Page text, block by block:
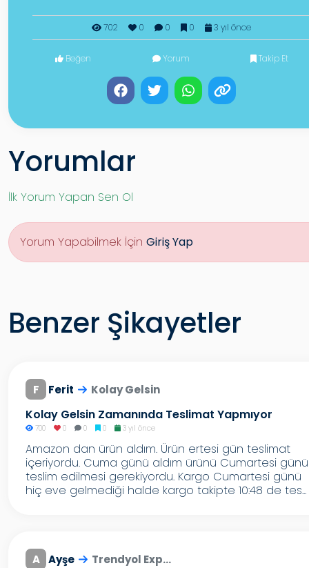
702 0 0 0 3 yıl önce
Beğen Yorum Takip Et
Yorumlar
İlk Yorum Yapan Sen Ol
Yorum Yapabilmek İçin Giriş Yap
Benzer Şikayetler
F Ferit Kolay Gelsin
Kolay Gelsin Zamanında Teslimat Yapmıyor
700 0 0 0 3 yıl önce
Amazon dan ürün aldım. Ürün ertesi gün teslimat
içeriyordu. Cuma günü aldım ürünü Cumartesi günü
teslim edilmesi gerekiyordu. Kargo Cumartesi günü
hiç eve gelmediği halde kargo takipte 10:48 de tes...
A Ayşe Trendyol Exp...